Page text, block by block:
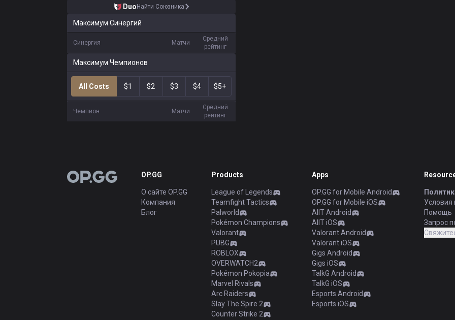
Duo Найти Союзника
Максимум Синергий
Синергия Матчи
Средний
рейтинг
Максимум Чемпионов
All Costs $1 $2 $3 $4 $5+
Чемпион Матчи
Средний
рейтинг
OP.GG OP.GG
О сайте OP.GG
Компания
Блог
Products
League of Legends
Teamfight Tactics
Palworld
Pokémon Champions
Valorant
PUBG
ROBLOX
OVERWATCH2
Pokémon Pokopia
Marvel Rivals
Arc Raiders
Slay The Spire 2
Counter Strike 2
Apps
OP.GG for Mobile Android
OP.GG for Mobile iOS
AllT Android
AllT iOS
Valorant Android
Valorant iOS
Gigs Android
Gigs iOS
TalkG Android
TalkG iOS
Esports Android
Esports iOS
Условия
Помощь
Запрос